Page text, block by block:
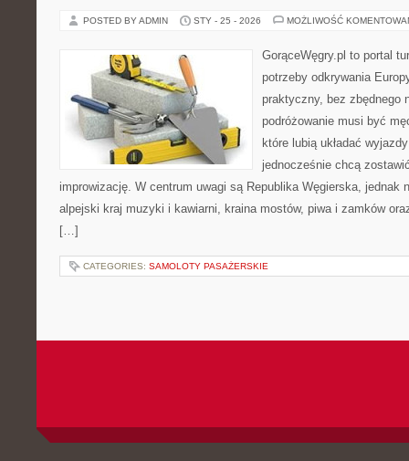
POSTED BY ADMIN STY - 25 - 2026 MOŻLIWOŚĆ
GorąceWęgry.pl to portal
potrzeby odkrywania
praktyczny, bez zbędnego
podróżowanie musi być
które lubią układać
jednocześnie chcą
improwizację. W centrum uwagi są Republika Węgierska, jednak
alpejski kraj muzyki i kawiarni, kraina mostów, piwa i zamków
[…]
CATEGORIES: SAMOLOTY PASAŻERSKIE